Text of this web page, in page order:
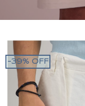
-39% OFF